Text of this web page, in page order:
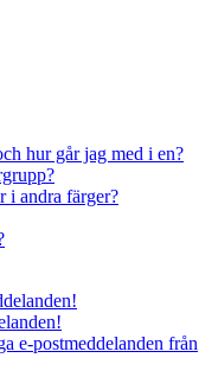
hur går jag med i en?
i andra färger?
e-postmeddelanden från